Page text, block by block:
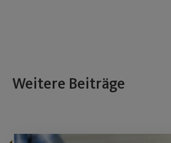
Weitere Beiträge